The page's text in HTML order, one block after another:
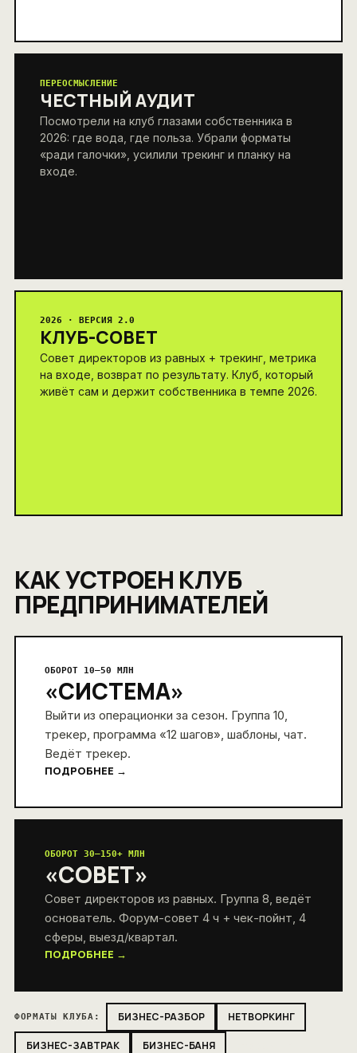
ПЕРЕОСМЫСЛЕНИЕ
ЧЕСТНЫЙ АУДИТ
Посмотрели на клуб глазами собственника в
2026: где вода, где польза. Убрали форматы
«ради галочки», усилили трекинг и планку на
входе.
2026 · ВЕРСИЯ 2.0
КЛУБ-СОВЕТ
Совет директоров из равных + трекинг, метрика
на входе, возврат по результату. Клуб, который
живёт сам и держит собственника в темпе 2026.
КАК УСТРОЕН КЛУБ
ПРЕДПРИНИМАТЕЛЕЙ
ОБОРОТ 10–50 МЛН
«СИСТЕМА»
Выйти из операционки за сезон. Группа 10,
трекер, программа «12 шагов», шаблоны, чат.
Ведёт трекер.
ПОДРОБНЕЕ →
ОБОРОТ 30–150+ МЛН
«СОВЕТ»
Совет директоров из равных. Группа 8, ведёт
основатель. Форум-совет 4 ч + чек-пойнт, 4
сферы, выезд/квартал.
ПОДРОБНЕЕ →
ФОРМАТЫ КЛУБА: БИЗНЕС-РАЗБОР НЕТВОРКИНГ
БИЗНЕС-ЗАВТРАК БИЗНЕС-БАНЯ